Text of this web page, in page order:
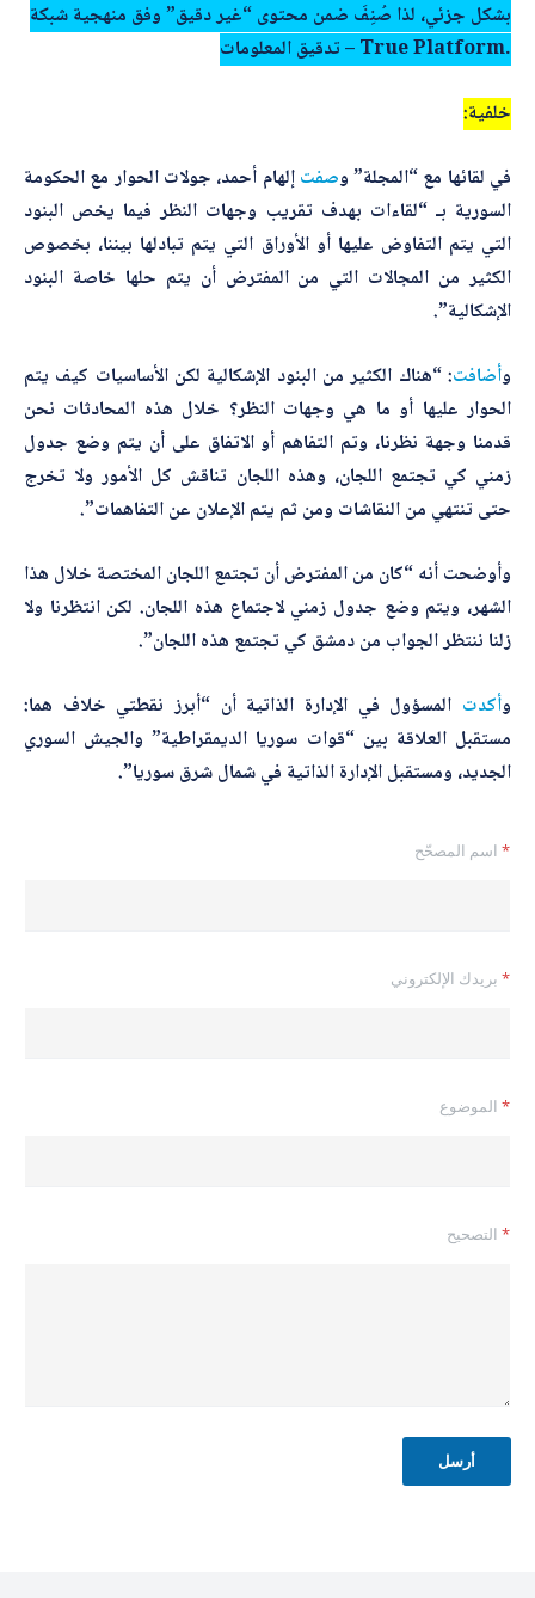
بشكل جزئي، لذا صُنِفَ ضمن محتوى “غير دقيق” وفق منهجية شبكة
تدقيق المعلومات – True Platform.
خلفية:
في لقائها مع “المجلة” وصفتإلهام أحمد، جولات الحوار مع الحكومة
السورية بـ “لقاءات بهدف تقريب وجهات النظر فيما يخص البنود
التي يتم التفاوض عليها أو الأوراق التي يتم تبادلها بيننا، بخصوص
الكثير من المجالات التي من المفترض أن يتم حلها خاصة البنود
الإشكالية”.
وأضافت: “هناك الكثير من البنود الإشكالية لكن الأساسيات كيف يتم
الحوار عليها أو ما هي وجهات النظر؟ خلال هذه المحادثات نحن
قدمنا وجهة نظرنا، وتم التفاهم أو الاتفاق على أن يتم وضع جدول
زمني كي تجتمع اللجان، وهذه اللجان تناقش كل الأمور ولا تخرج
حتى تنتهي من النقاشات ومن ثم يتم الإعلان عن التفاهمات”.
وأوضحت أنه “كان من المفترض أن تجتمع اللجان المختصة خلال هذا
الشهر، ويتم وضع جدول زمني لاجتماع هذه اللجان. لكن انتظرنا ولا
زلنا ننتظر الجواب من دمشق كي تجتمع هذه اللجان”.
وأكدت المسؤول في الإدارة الذاتية أن “أبرز نقطتي خلاف هما:
مستقبل العلاقة بين “قوات سوريا الديمقراطية” والجيش السوري
الجديد، ومستقبل الإدارة الذاتية في شمال شرق سوريا”.
*
*
*
*
أرسل